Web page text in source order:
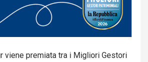
viene premiata tra i Migliori Gestori